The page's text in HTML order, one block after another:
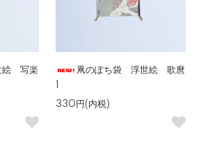
絵 写楽
凧のぽち袋 浮世絵 歌麿
330円(内税)